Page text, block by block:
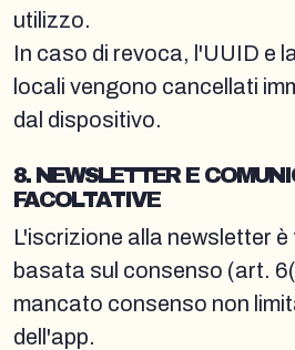
utilizzo.
In caso di revoca, l'UUID e
locali vengono cancellati
dal dispositivo.
8. NEWSLETTER E
FACOLTATIVE
L'iscrizione alla newsletter
basata sul consenso (art.
mancato consenso non
dell'app.